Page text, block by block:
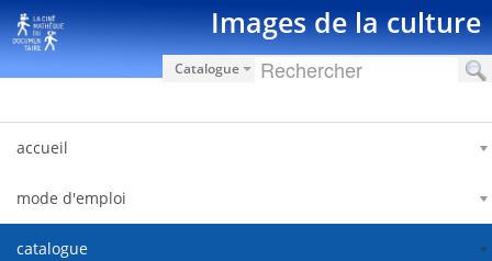
跳转到内容 Images de la culture
Catalogue
accueil
mode d'emploi
catalogue